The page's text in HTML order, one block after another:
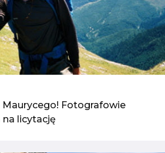
Maurycego! Fotografowie
licytację